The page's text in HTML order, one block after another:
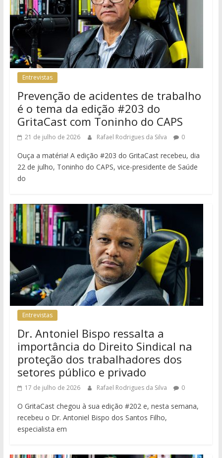
Entrevistas
Prevenção de acidentes de trabalho
é o tema da edição #203 do
GritaCast com Toninho do CAPS
21 de julho de 2026 Rafael Rodrigues da Silva 0
Ouça a matéria! A edição #203 do GritaCast recebeu, dia
22 de julho, Toninho do CAPS, vice-presidente de Saúde
do
Entrevistas
Dr. Antoniel Bispo ressalta a
importância do Direito Sindical na
proteção dos trabalhadores dos
setores público e privado
17 de julho de 2026 Rafael Rodrigues da Silva 0
O GritaCast chegou à sua edição #202 e, nesta semana,
recebeu o Dr. Antoniel Bispo dos Santos Filho,
especialista em